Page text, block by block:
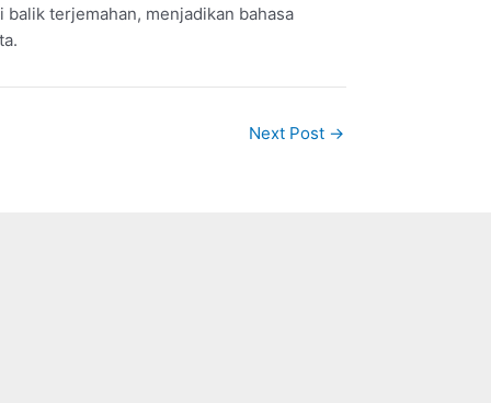
terjemahan, menjadikan bahasa
Next Post →